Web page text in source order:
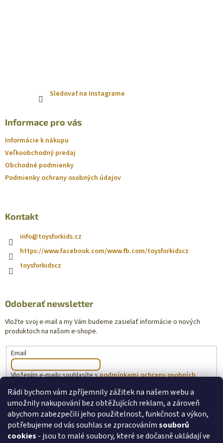
Rádi bychom vám zpříjemnily zážitek na našem webu a
umožnily nakupování bez obtěžujících reklam, a zároveň
abychom zabezpečili jeho použitelnost, funkčnost a výkon,
potřebujeme od vás souhlas se zpracovánímsouborů
cookies - jsou to malé soubory, které se dočasně ukládají ve
Sledovať na Instagrame
Informace pro vás
Informácie k nákupu
Veľkoobchodný predaj
Obchodné podmienky
Podmienky ochrany osobných údajov
Kontakt
info@toysforkids.cz
https://www.facebook.com/www.fb.com/toysforkidscz
toysforkidscz
Odoberať newsletter
Vložte svoj e-mail a my Vám budeme zasielať informácie o nových
produktoch na našom e-shope.
Email
Vložením e-mailu souhlasíte spodmínkami ochrany osobních
PRIHLÁSIŤ SA